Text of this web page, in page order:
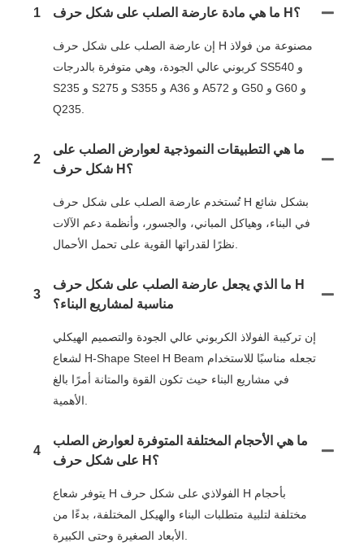
1 ما هي مادة عارضة الصلب على شكل حرف H؟
إن عارضة الصلب على شكل حرف H مصنوعة من فولاذ
كربوني عالي الجودة، وهي متوفرة بالدرجات SS540 و
S235 و S275 و S355 و A36 و A572 و G50 و G60 و
Q235.
2
ما هي التطبيقات النموذجية لعوارض الصلب على
شكل حرف H؟
تُستخدم عارضة الصلب على شكل حرف H بشكل شائع
في البناء، وهياكل المباني، والجسور، وأنظمة دعم الآلات
3
ما الذي يجعل عارضة الصلب على شكل حرف H
مناسبة لمشاريع البناء؟
إن تركيبة الفولاذ الكربوني عالي الجودة والتصميم الهيكلي
لشعاع H-Shape Steel H Beam تجعله مناسبًا للاستخدام
في مشاريع البناء حيث تكون القوة والمتانة أمرًا بالغ
4
ما هي الأحجام المختلفة المتوفرة لعوارض الصلب
على شكل حرف H؟
يتوفر شعاع H الفولاذي على شكل حرف H بأحجام
مختلفة لتلبية متطلبات البناء والهيكل المختلفة، بدءًا من